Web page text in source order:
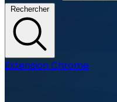
Rechercher
Extension Chrome